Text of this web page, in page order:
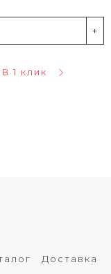
+
В 1 клик
Доставка